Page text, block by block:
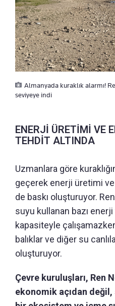
Almanyada kuraklık alarmı!
seviyeye indi
ENERJİ ÜRETİMİ VE
TEHDİT ALTINDA
Uzmanlara göre
geçerek enerji üretimi
de baskı oluşturuyor.
suyu kullanan bazı
kapasiteyle
balıklar ve diğer su
oluşturuyor.
Çevre kuruluşları, Ren
ekonomik açıdan